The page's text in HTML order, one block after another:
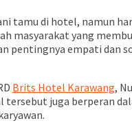
tamu di hotel, namun
masyarakat yang
pentingnya empati dan
Brits Hotel Karawang,
tersebut juga berperan